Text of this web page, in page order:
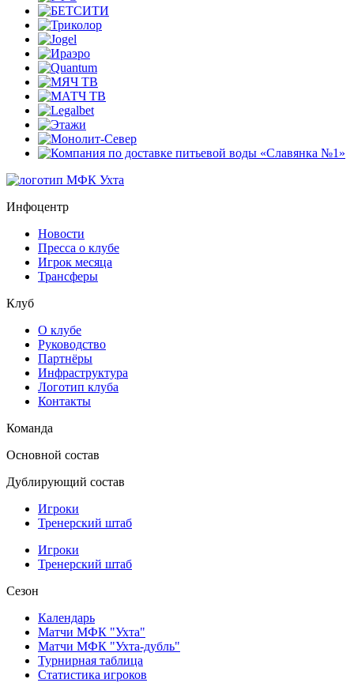
Инфоцентр
Новости
Пресса о клубе
Игрок месяца
Трансферы
Клуб
О клубе
Руководство
Партнёры
Инфраструктура
Логотип клуба
Контакты
Команда
Основной состав
Дублирующий состав
Игроки
Тренерский штаб
Игроки
Тренерский штаб
Сезон
Календарь
Матчи МФК "Ухта"
Матчи МФК "Ухта-дубль"
Турнирная таблица
Статистика игроков